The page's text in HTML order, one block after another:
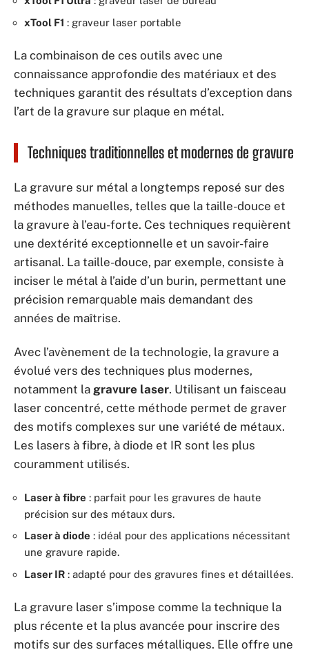
xTool F1 : graveur laser portable
La combinaison de ces outils avec une
connaissance approfondie des matériaux et des
techniques garantit des résultats d’exception dans
l’art de la gravure sur plaque en métal.
Techniques traditionnelles et modernes de gravure
La gravure sur métal a longtemps reposé sur des
méthodes manuelles, telles que la taille-douce et
la gravure à l’eau-forte. Ces techniques requièrent
une dextérité exceptionnelle et un savoir-faire
artisanal. La taille-douce, par exemple, consiste à
inciser le métal à l’aide d’un burin, permettant une
précision remarquable mais demandant des
années de maîtrise.
Avec l’avènement de la technologie, la gravure a
évolué vers des techniques plus modernes,
notamment la gravure laser. Utilisant un faisceau
laser concentré, cette méthode permet de graver
des motifs complexes sur une variété de métaux.
Les lasers à fibre, à diode et IR sont les plus
couramment utilisés.
Laser à fibre : parfait pour les gravures de haute
précision sur des métaux durs.
Laser à diode : idéal pour des applications nécessitant
une gravure rapide.
Laser IR : adapté pour des gravures fines et détaillées.
La gravure laser s’impose comme la technique la
plus récente et la plus avancée pour inscrire des
motifs sur des surfaces métalliques. Elle offre une